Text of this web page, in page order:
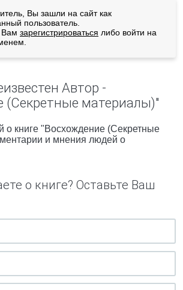
Вы зашли на сайт как
пользователь.
зарегистрироваться либо войти на
Автор -
(Секретные материалы)"
о книге "Восхождение (Секретные
и мнения людей о
о книге? Оставьте Ваш